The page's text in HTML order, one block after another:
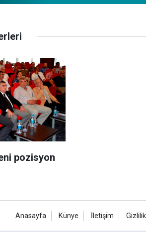
pozisyon
Anasayfa Künye İletişim